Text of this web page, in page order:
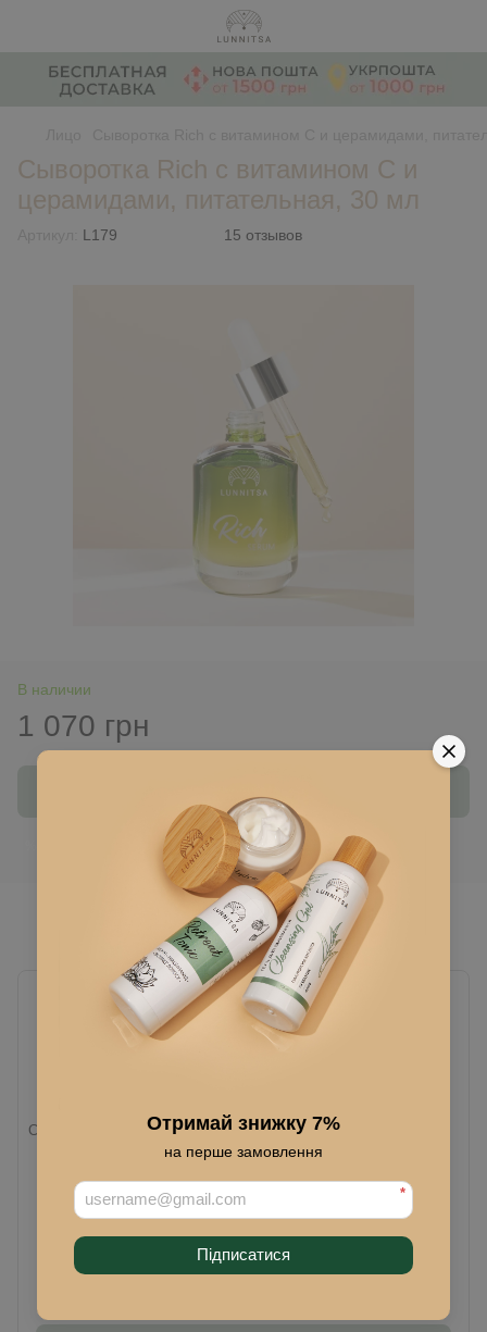
Отримай знижку 7%
на перше замовлення
*
Підписатися
Сыворотка Rich с витамином С и
церамидами, питательная, 30 мл
L179 15 отзывов
В наличии
1 070 грн
для отображения накопительной скидки
В избранное
50% OFF на сироватку до сету
Сыворотка Rich с витамином С
и церамидами, питательная,
1 070 грн
Rich basic для нормальной,
сухой и обезвоженной кожи
(Пенка нежная, Тоник Rich,
Крем Rich)
1 421 грн